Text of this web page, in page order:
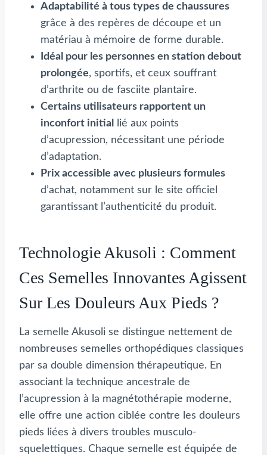
Adaptabilité à tous types de chaussures
grâce à des repères de découpe et un
matériau à mémoire de forme durable.
Idéal pour les personnes en station debout
prolongée, sportifs, et ceux souffrant
d’arthrite ou de fasciite plantaire.
Certains utilisateurs rapportent un
inconfort initial
lié aux points
d’acupression, nécessitant une période
d’adaptation.
Prix accessible avec plusieurs formules
d’achat, notamment sur le site officiel
garantissant l’authenticité du produit.
Technologie Akusoli : Comment
Ces Semelles Innovantes Agissent
Sur Les Douleurs Aux Pieds ?
La semelle Akusoli se distingue nettement de
nombreuses semelles orthopédiques classiques
par sa double dimension thérapeutique. En
associant la technique ancestrale de
l’acupression à la magnétothérapie moderne,
elle offre une action ciblée contre les douleurs
pieds liées à divers troubles musculo-
squelettiques. Chaque semelle est équipée de